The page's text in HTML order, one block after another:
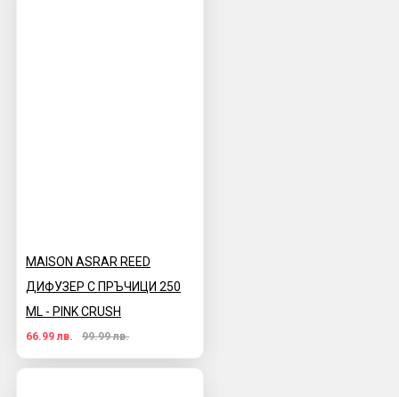
MAISON ASRAR REED
ДИФУЗЕР С ПРЪЧИЦИ 250
ML - PINK CRUSH
66.99 лв. 99.99 лв.